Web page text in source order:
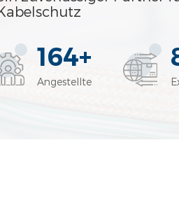
Gesamtqualitätssystem für die
und Kundenbetreuung Wir
engagierte Partner angewiesen
können, die Installationszeit
und wir arbeiten hart daran, unsere
165
Angestellte